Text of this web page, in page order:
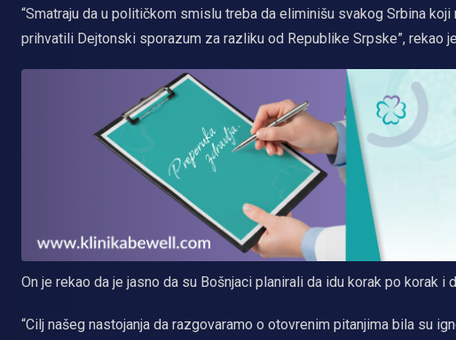
“Smatraju da u političkom smislu treba da eliminišu svakog Srbina
prihvatili Dejtonski sporazum za razliku od Republike Srpske”, rekao
On je rekao da je jasno da su Bošnjaci planirali da idu korak po korak
“Cilj našeg nastojanja da razgovaramo o otovrenim pitanjima bila su